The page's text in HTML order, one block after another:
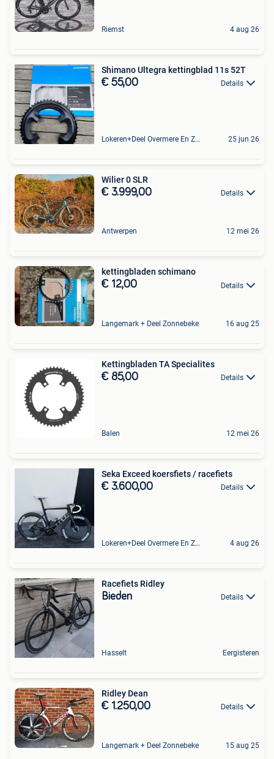
Riemst 4 aug 26
Shimano Ultegra kettingblad 11s 52T
€ 55,00 Details
Lokeren+Deel Overmere En Zele 25 jun 26
Wilier 0 SLR
€ 3.999,00 Details
Antwerpen 12 mei 26
kettingbladen schimano
€ 12,00 Details
Langemark + Deel Zonnebeke 16 aug 25
Kettingbladen TA Specialites
€ 85,00 Details
Balen 12 mei 26
Seka Exceed koersfiets / racefiets
€ 3.600,00 Details
Lokeren+Deel Overmere En Zele 4 aug 26
Racefiets Ridley
Bieden Details
Hasselt Eergisteren
Ridley Dean
€ 1.250,00 Details
Langemark + Deel Zonnebeke 15 aug 25